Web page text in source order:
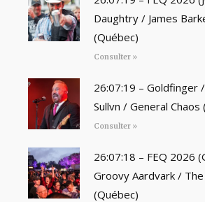
Daughtry / James
(Québec)
Consulter »
26:07:19 – Goldfinger
Sullvn / General
Consulter »
26:07:18 – FEQ 2026
Groovy Aardvark /
(Québec)